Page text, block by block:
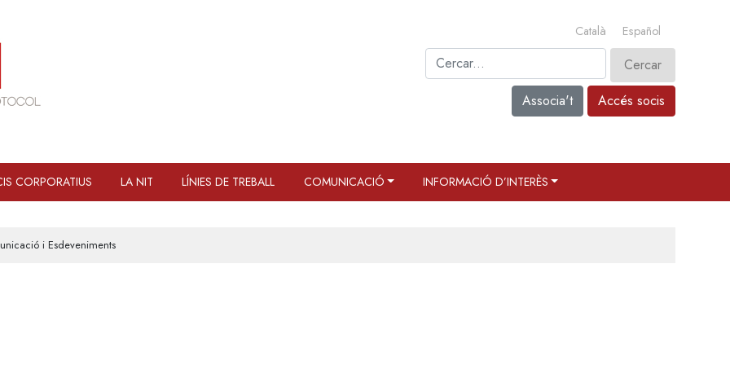
Català Español
Associa't Accés socis
CORPORATIUS LA NIT LÍNIES DE TREBALL COMUNICACIÓ INFORMACIÓ D’INTERÈS
i Esdeveniments